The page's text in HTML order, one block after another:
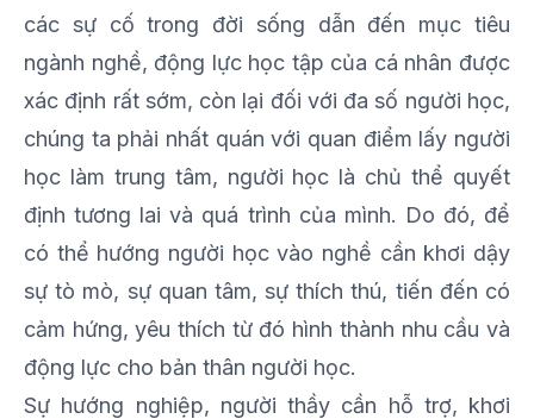
các sự cố trong đời sống dẫn đến mục tiêu
ngành nghề, động lực học tập của cá nhân được
xác định rất sớm, còn lại đối với đa số người học,
chúng ta phải nhất quán với quan điểm lấy người
học làm trung tâm, người học là chủ thể quyết
định tương lai và quá trình của mình. Do đó, để
có thể hướng người học vào nghề cần khơi dậy
sự tò mò, sự quan tâm, sự thích thú, tiến đến có
cảm hứng, yêu thích từ đó hình thành nhu cầu và
động lực cho bản thân người học.
Sự hướng nghiệp, người thầy cần hỗ trợ, khơi